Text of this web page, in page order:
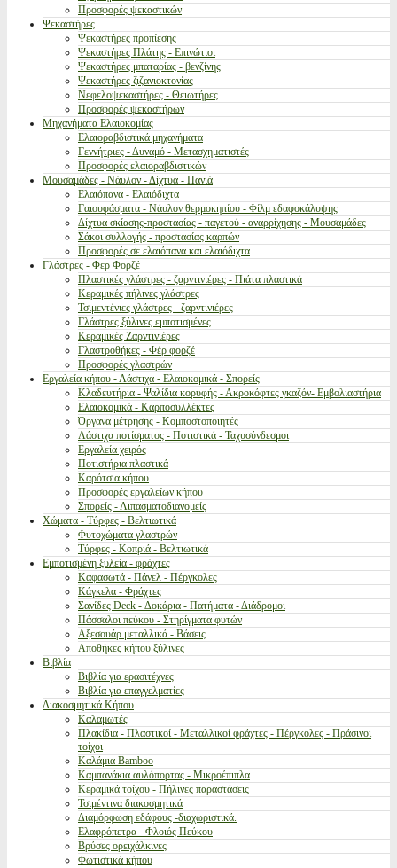
Προσφορές ψεκαστικών
Ψεκαστήρες
Ψεκαστήρες προπίεσης
Ψεκαστήρες Πλάτης - Επινώτιοι
Ψεκαστήρες μπαταρίας - βενζίνης
Ψεκαστήρες ζιζανιοκτονίας
Νεφελοψεκαστήρες - Θειωτήρες
Προσφορές ψεκαστήρων
Μηχανήματα Ελαιοκομίας
Ελαιοραβδιστικά μηχανήματα
Γεννήτριες - Δυναμό - Μετασχηματιστές
Προσφορές ελαιοραβδιστικών
Μουσαμάδες - Νάυλον - Δίχτυα - Πανιά
Ελαιόπανα - Ελαιόδιχτα
Γαιουφάσματα - Νάυλον θερμοκηπίου - Φίλμ εδαφοκάλυψης
Δίχτυα σκίασης-προστασίας - παγετού - αναρρίχησης - Μουσαμάδες
Σάκοι συλλογής - προστασίας καρπών
Προσφορές σε ελαιόπανα και ελαιόδιχτα
Γλάστρες - Φερ Φορζέ
Πλαστικές γλάστρες - ζαρντινιέρες - Πιάτα πλαστικά
Κεραμικές πήλινες γλάστρες
Τσιμεντένιες γλάστρες - ζαρντινιέρες
Γλάστρες ξύλινες εμποτισμένες
Κεραμικές Ζαρντινιέρες
Γλαστροθήκες - Φέρ φορζέ
Προσφορές γλαστρών
Εργαλεία κήπου - Λάστιχα - Ελαιοκομικά - Σπορείς
Κλαδευτήρια - Ψαλίδια κορυφής - Ακροκόφτες γκαζόν- Εμβολιαστήρια
Ελαιοκομικά - Καρποσυλλέκτες
Όργανα μέτρησης - Κομποστοποιητές
Λάστιχα ποτίσματος - Ποτιστικά - Ταχυσύνδεσμοι
Εργαλεία χειρός
Ποτιστήρια πλαστικά
Καρότσια κήπου
Προσφορές εργαλείων κήπου
Σπορείς - Λιπασματοδιανομείς
Χώματα - Τύρφες - Βελτιωτικά
Φυτοχώματα γλαστρών
Τύρφες - Κοπριά - Βελτιωτικά
Εμποτισμένη ξυλεία - φράχτες
Καφασωτά - Πάνελ - Πέργκολες
Κάγκελα - Φράχτες
Σανίδες Deck - Δοκάρια - Πατήματα - Διάδρομοι
Πάσσαλοι πεύκου - Στηρίγματα φυτών
Αξεσουάρ μεταλλικά - Βάσεις
Αποθήκες κήπου ξύλινες
Βιβλία
Βιβλία για ερασιτέχνες
Βιβλία για επαγγελματίες
Διακοσμητικά Κήπου
Καλαμωτές
Πλακίδια - Πλαστικοί - Μεταλλικοί φράχτες - Πέργκολες - Πράσινοι
τοίχοι
Καλάμια Bamboo
Καμπανάκια αυλόπορτας - Μικροέπιπλα
Κεραμικά τοίχου - Πήλινες παραστάσεις
Τσιμέντινα διακοσμητικά
Διαμόρφωση εδάφους -διαχωριστικά.
Ελαφρόπετρα - Φλοιός Πεύκου
Βρύσες ορειχάλκινες
Φωτιστικά κήπου